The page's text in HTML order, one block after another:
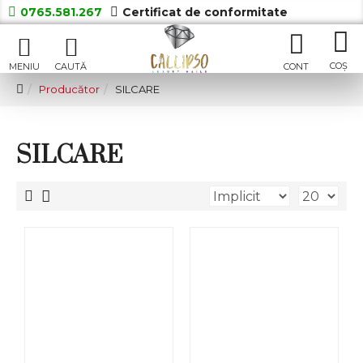
0765.581.267 Certificat de conformitate
Producător SILCARE
SILCARE